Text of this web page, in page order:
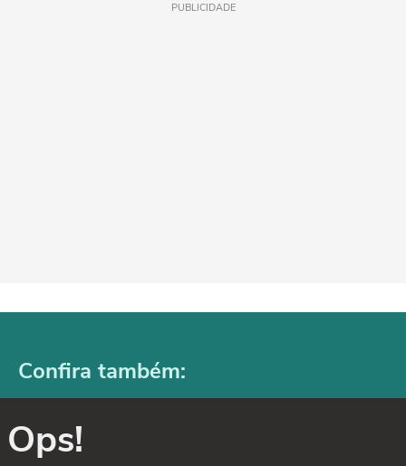
PUBLICIDADE
Confira também:
Ops!